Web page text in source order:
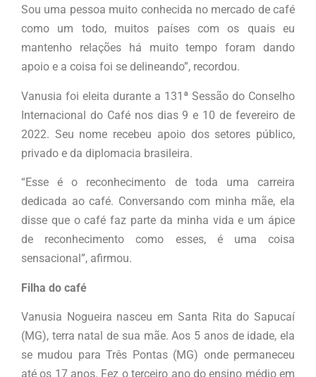
Sou uma pessoa muito conhecida no mercado de café
como um todo, muitos países com os quais eu
mantenho relações há muito tempo foram dando
apoio e a coisa foi se delineando”, recordou.
Vanusia foi eleita durante a 131ª Sessão do Conselho
Internacional do Café nos dias 9 e 10 de fevereiro de
2022. Seu nome recebeu apoio dos setores público,
privado e da diplomacia brasileira.
“Esse é o reconhecimento de toda uma carreira
dedicada ao café. Conversando com minha mãe, ela
disse que o café faz parte da minha vida e um ápice
de reconhecimento como esses, é uma coisa
sensacional”, afirmou.
Filha do café
Vanusia Nogueira nasceu em Santa Rita do Sapucaí
(MG), terra natal de sua mãe. Aos 5 anos de idade, ela
se mudou para Três Pontas (MG) onde permaneceu
até os 17 anos. Fez o terceiro ano do ensino médio em